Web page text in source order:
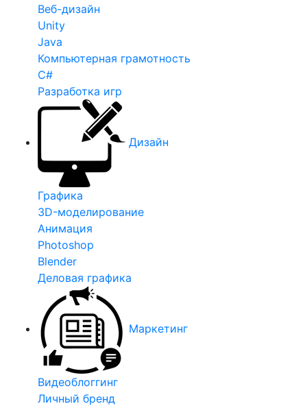
Веб-дизайн
Unity
Java
Компьютерная грамотность
C#
Разработка игр
Дизайн
Графика
3D-моделирование
Анимация
Photoshop
Blender
Деловая графика
Маркетинг
Видеоблоггинг
Личный бренд